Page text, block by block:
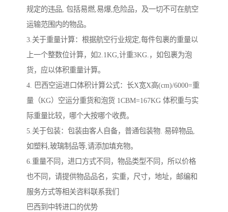
规定的违品, 包括易燃,易爆,危险品，及一切不可在航空
运输范围内的物品。
3.关于重量计算：根据航空行业规定,每件包裹的重量以
上一个整数位计算，如2.1KG,计重3KG.，如包裹为泡
货，应以体积重量计算。
4. 巴西空运进口体积计算公式：长X宽X高(cm)/6000=重
量（KG）空运分重货和泡货 1CBM=167KG 体积重与实
际重量比较，哪个大按哪个收费。
5.关于包装：包装由客人自备，普通包装物. 易碎物品,
如塑料,玻璃制品等,请添加填充物。
6.重量不同，进口方式不同，物品类型不同，所以价格
也不同，请提供物品品名，实重，尺寸，地址，邮编和
服务方式等相关咨料联系我们
巴西到中转进口的优势